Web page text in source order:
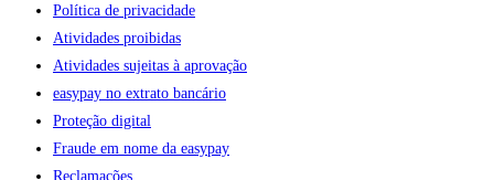
Política de privacidade
Atividades proibidas
Atividades sujeitas à aprovação
easypay no extrato bancário
Proteção digital
Fraude em nome da easypay
Reclamações